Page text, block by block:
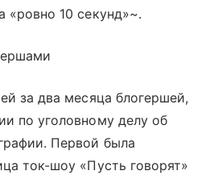
«ровно 10 секунд»~.
за два месяца блогершей,
по уголовному делу об
Первой была
ток-шоу «Пусть говорят»